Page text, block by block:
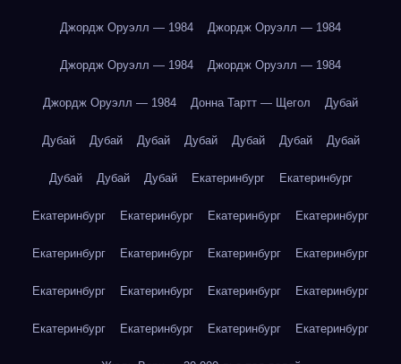
Джордж Оруэлл — 1984 Джордж Оруэлл — 1984
Джордж Оруэлл — 1984 Джордж Оруэлл — 1984
Джордж Оруэлл — 1984 Донна Тартт — Щегол Дубай
Дубай Дубай Дубай Дубай Дубай Дубай Дубай
Дубай Дубай Дубай Екатеринбург Екатеринбург
Екатеринбург Екатеринбург Екатеринбург Екатеринбург
Екатеринбург Екатеринбург Екатеринбург Екатеринбург
Екатеринбург Екатеринбург Екатеринбург Екатеринбург
Екатеринбург Екатеринбург Екатеринбург Екатеринбург